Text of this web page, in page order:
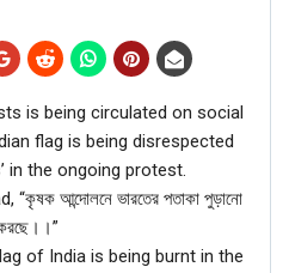
is being circulated on social
flag is being disrespected
in the ongoing protest.
আন্দোলনে ভারতের পতাকা পুড়ানো
of India is being burnt in the